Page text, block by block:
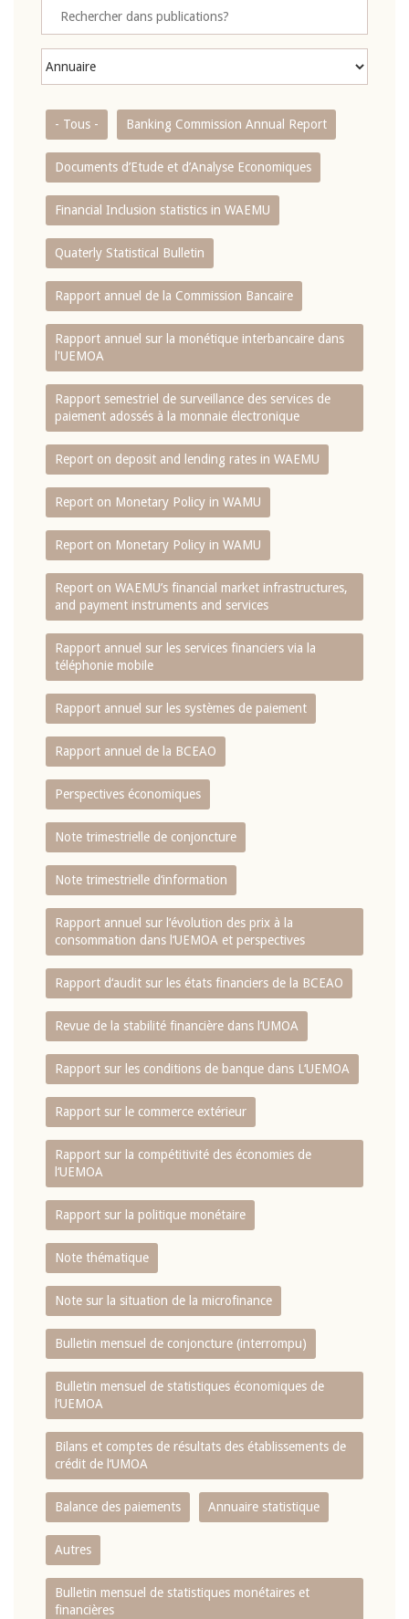
- Tous - Banking Commission Annual Report
Documents d’Etude et d’Analyse Economiques
Financial Inclusion statistics in WAEMU
Quaterly Statistical Bulletin
Rapport annuel de la Commission Bancaire
Rapport annuel sur la monétique interbancaire dans
l'UEMOA
Rapport semestriel de surveillance des services de
paiement adossés à la monnaie électronique
Report on deposit and lending rates in WAEMU
Report on Monetary Policy in WAMU
Report on Monetary Policy in WAMU
Report on WAEMU’s financial market infrastructures,
and payment instruments and services
Rapport annuel sur les services financiers via la
téléphonie mobile
Rapport annuel sur les systèmes de paiement
Rapport annuel de la BCEAO
Perspectives économiques
Note trimestrielle de conjoncture
Note trimestrielle d‘information
Rapport annuel sur l‘évolution des prix à la
consommation dans l‘UEMOA et perspectives
Rapport d‘audit sur les états financiers de la BCEAO
Revue de la stabilité financière dans l‘UMOA
Rapport sur les conditions de banque dans L‘UEMOA
Rapport sur le commerce extérieur
Rapport sur la compétitivité des économies de
l‘UEMOA
Rapport sur la politique monétaire
Note thématique
Note sur la situation de la microfinance
Bulletin mensuel de conjoncture (interrompu)
Bulletin mensuel de statistiques économiques de
l‘UEMOA
Bilans et comptes de résultats des établissements de
crédit de l‘UMOA
Balance des paiements Annuaire statistique
Autres
Bulletin mensuel de statistiques monétaires et
financières